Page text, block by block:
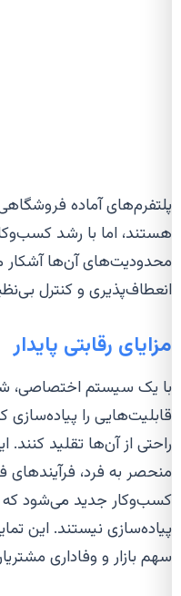
پلتفرم‌های آماده
هستند، اما با رشد
محدودیت‌های آن‌ها
انعطاف‌پذیری و کنترل
مزایای رقابتی پایدار
با یک سیستم اختصاصی،
قابلیت‌هایی را پیاده‌سازی
راحتی از آن‌ها تقلید
منحصر به فرد، فرآیندهای
کسب‌وکار جدید می‌شود که
پیاده‌سازی نیستند. این
سهم بازار و وفاداری